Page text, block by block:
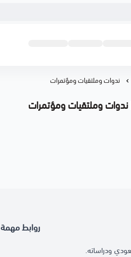
ندوات وملتقيات ومؤتمرات
وملتقيات ومؤتمرات
ودراساته.
روابط مهمة